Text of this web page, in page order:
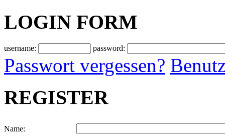
LOGIN FORM
username: password:
Passwort vergessen?
REGISTER
Name: